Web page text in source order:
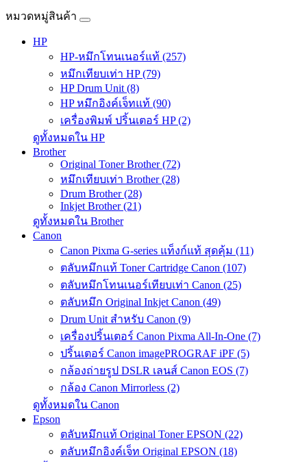
หมวดหมู่สินค้า
HP
HP-หมึกโทนเนอร์แท้ (257)
หมึกเทียบเท่า HP (79)
HP Drum Unit (8)
HP หมึกอิงค์เจ็ทแท้ (90)
เครื่องพิมพ์ ปริ้นเตอร์ HP (2)
ดูทั้งหมดใน HP
Brother
Original Toner Brother (72)
หมึกเทียบเท่า Brother (28)
Drum Brother (28)
Inkjet Brother (21)
ดูทั้งหมดใน Brother
Canon
Canon Pixma G-series แท็งก์แท้ สุดคุ้ม (11)
ตลับหมึกแท้ Toner Cartridge Canon (107)
ตลับหมึกโทนเนอร์เทียบเท่า Canon (25)
ตลับหมึก Original Inkjet Canon (49)
Drum Unit สำหรับ Canon (9)
เครื่องปริ้นเตอร์ Canon Pixma All-In-One (7)
ปริ้นเตอร์ Canon imagePROGRAF iPF (5)
กล้องถ่ายรูป DSLR เลนส์ Canon EOS (7)
กล้อง Canon Mirrorless (2)
ดูทั้งหมดใน Canon
Epson
ตลับหมึกแท้ Original Toner EPSON (22)
ตลับหมึกอิงค์เจ็ท Original EPSON (18)